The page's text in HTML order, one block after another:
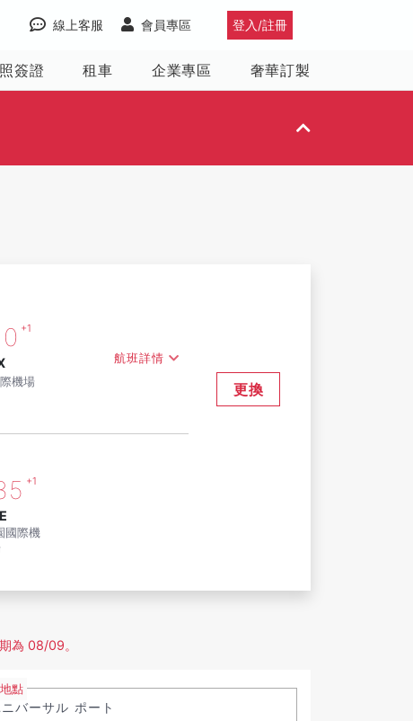
登入/註冊
會員專區
線上客服
簽證 租車 企業專區 奢華訂製
+1
機場
航班詳情
+1
國際機
更換
為 08/09。
點